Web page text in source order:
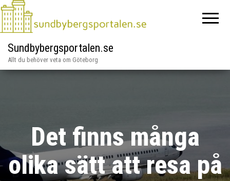
Sundbybergsportalen.se
Allt du behöver veta om Göteborg
Det finns många
olika sätt att resa på